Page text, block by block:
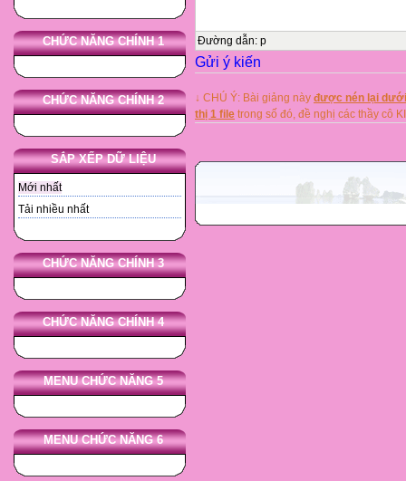
CHỨC NĂNG CHÍNH 1
CHỨC NĂNG CHÍNH 2
SẮP XẾP DỮ LIỆU
Mới nhất
Tải nhiều nhất
CHỨC NĂNG CHÍNH 3
CHỨC NĂNG CHÍNH 4
MENU CHỨC NĂNG 5
MENU CHỨC NĂNG 6
Đường dẫn: p
Gửi ý kiến
↓ CHÚ Ý: Bài giảng này được nén lại
thị 1 file trong số đó, đề nghị các thầy cô